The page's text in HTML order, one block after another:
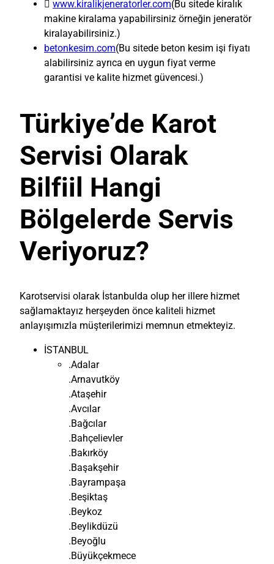
 www.kiralikjeneratorler.com(Bu sitede kiralık
makine kiralama yapabilirsiniz örneğin jeneratör
kiralayabilirsiniz.)
betonkesim.com(Bu sitede beton kesim işi fiyatı
alabilirsiniz ayrıca en uygun fiyat verme
garantisi ve kalite hizmet güvencesi.)
Türkiye’de Karot
Servisi Olarak
Bilfiil Hangi
Bölgelerde Servis
Veriyoruz?
Karotservisi olarak İstanbulda olup her illere hizmet
sağlamaktayız herşeyden önce kaliteli hizmet
anlayışımızla müşterilerimizi memnun etmekteyiz.
İSTANBUL
.Adalar
.Arnavutköy
.Ataşehir
.Avcılar
.Bağcılar
.Bahçelievler
.Bakırköy
.Başakşehir
.Bayrampaşa
.Beşiktaş
.Beykoz
.Beylikdüzü
.Beyoğlu
.Büyükçekmece